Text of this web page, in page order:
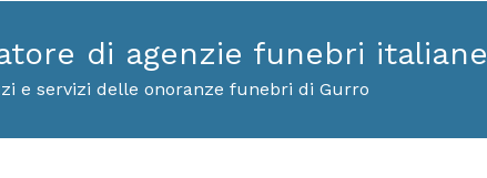
di agenzie funebri italiane
e servizi delle onoranze funebri di Gurro